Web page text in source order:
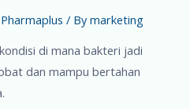
/ Bymarketing
di mana bakteri jadi
dan mampu bertahan